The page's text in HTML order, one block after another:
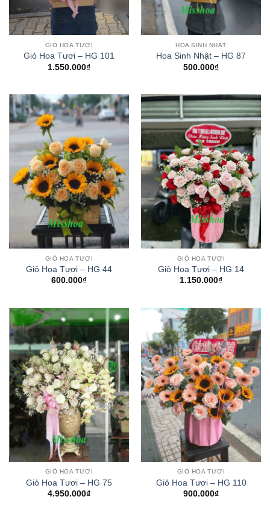
GIỎ HOA TƯƠI
Giỏ Hoa Tươi – HG 101
1.550.000₫
HOA SINH NHẬT
Hoa Sinh Nhật – HG 87
500.000₫
GIỎ HOA TƯƠI
Giỏ Hoa Tươi – HG 44
600.000₫
GIỎ HOA TƯƠI
Giỏ Hoa Tươi – HG 14
1.150.000₫
GIỎ HOA TƯƠI
Giỏ Hoa Tươi – HG 75
4.950.000₫
GIỎ HOA TƯƠI
Giỏ Hoa Tươi – HG 110
900.000₫